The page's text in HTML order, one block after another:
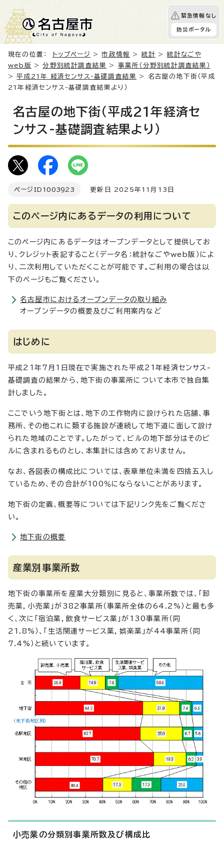
緊急情報なし
防災ポータル
現在の位置： トップページ >市政情報 > 統計 > 統計なごや
web版 >分野別統計調査結果 > 事業所（分野別統計調査結果）
>平成21年 経済センサス‐基礎調査結果
> 名古屋の地下街（平成
21年経済センサス-基礎調査結果より）
名古屋の地下街（平成21年経済セ
ンサス-基礎調査結果より）
ページID 1003923 更新日 2025年11月13日
このページ内にあるデータの利用について
このページ内にあるデータはオープンデータとして提供してお
り、クレジット表記すること（データ名：統計なごやweb版）によ
り、二次利用していただくことが可能です。ご利用の場合は以
下のページもご覧ください。
名古屋市におけるオープンデータの取り組み
オープンデータの概要及びご利用案内など
はじめに
平成21年7月1日現在で実施された平成21年経済センサス-
基礎調査の結果から、地下街の事業所について本市で独自集
計しました。
ここでいう地下街とは、地下の工作物内に設けられた店舗、事
務所、その他これに類する施設が連続して地下道に面して設け
られた地域のことです。したがって、ビルの地下部分はそのビ
ルに含まれるものとし、本集計には含めておりません。
なお、各図表の構成比については、表章単位未満を四捨五入し
ているため、その合計が100％にならないことがあります。
地下街の定義、概要等については下記リンク先をご覧くださ
い。
地下街の概要
産業別事業所数
地下街の事業所を産業大分類別に見ると、事業所数では、「卸
売業，小売業」が382事業所（事業所全体の64.2%）と最も多
く、次に「宿泊業，飲食サービス業」が130事業所（同
21.8%）、「生活関連サービス業，娯楽業」が44事業所（同
7.4%）と続いています。
小売業の分類別事業所数及び構成比